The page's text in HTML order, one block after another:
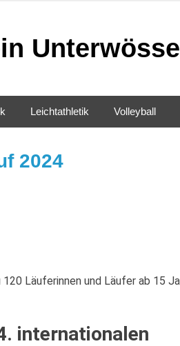
Leichtathletik Volleyball
2024
Läuferinnen und Läufer ab 15
internationalen